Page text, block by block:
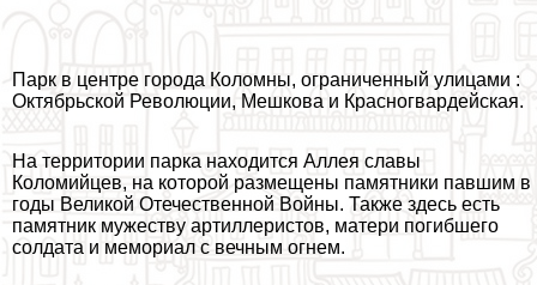
Парк в центре города Коломны, ограниченный улицами :
Октябрьской Революции, Мешкова и Красногвардейская.
На территории парка находится Аллея славы
Коломийцев, на которой размещены памятники павшим в
годы Великой Отечественной Войны. Также здесь есть
памятник мужеству артиллеристов, матери погибшего
солдата и мемориал с вечным огнем.